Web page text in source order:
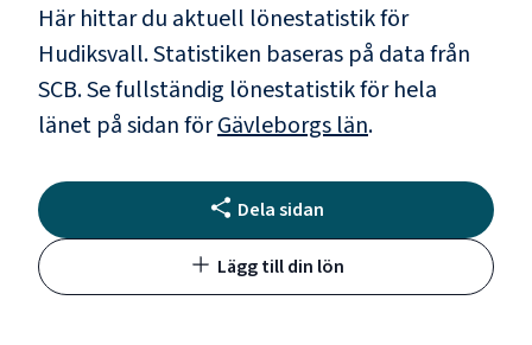
Här hittar du aktuell lönestatistik för
Hudiksvall. Statistiken baseras på data från
SCB.Se fullständig lönestatistik för hela
länet på sidan förGävleborgs län.
Dela sidan
Lägg till din lön